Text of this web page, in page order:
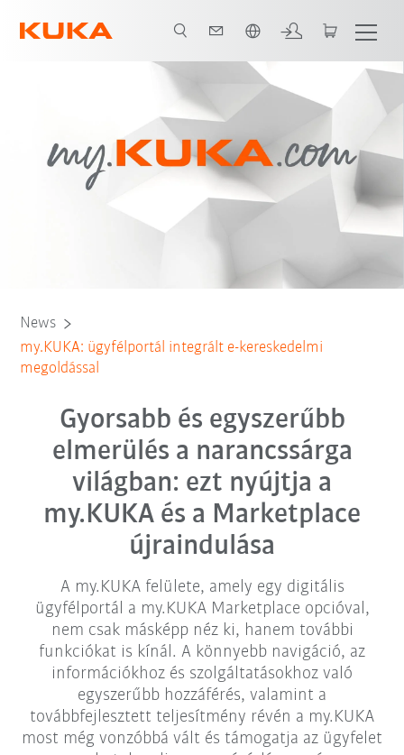
News
my.KUKA: ügyfélportál integrált e-kereskedelmi
megoldással
Gyorsabb és egyszerűbb
elmerülés a narancssárga
világban: ezt nyújtja a
my.KUKA és a Marketplace
újraindulása
A my.KUKA felülete, amely egy digitális
ügyfélportál a my.KUKA Marketplace opcióval,
nem csak másképp néz ki, hanem további
funkciókat is kínál. A könnyebb navigáció, az
információkhoz és szolgáltatásokhoz való
egyszerűbb hozzáférés, valamint a
továbbfejlesztett teljesítmény révén a my.KUKA
most még vonzóbbá vált és támogatja az ügyfelet